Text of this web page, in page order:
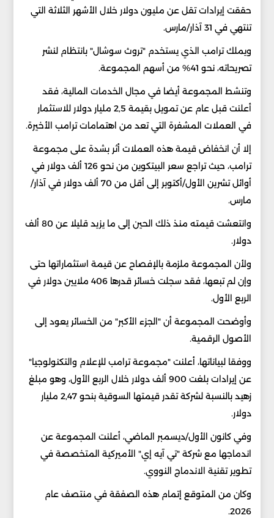
حققت إيرادات تقل عن مليون دولار خلال الأشهر الثلاثة التي
تنتهي في 31 آذار/مارس.
ويملك ترامب الذي يستخدم "تروث سوشال" بانتظام لنشر
تصريحاته، نحو 41% من أسهم المجموعة.
وتنشط المجموعة أيضا في مجال الخدمات المالية، فقد
أعلنت قبل عام عن تمويل بقيمة 2,5 مليار دولار للاستثمار
في العملات المشفرة التي تعد من اهتمامات ترامب الأخيرة.
إلا أن انخفاض قيمة هذه العملات أثر بشدة على مجموعة
ترامب، حيث تراجع سعر البيتكوين من نحو 126 ألف دولار في
أوائل تشرين الأول/أكتوبر إلى أقل من 70 ألف دولار في آذار/
مارس.
وانتعشت قيمته منذ ذلك الحين إلى ما يزيد قليلا عن 80 ألف
دولار.
ولأن المجموعة ملزمة بالإفصاح عن قيمة استثماراتها حتى
وإن لم تبعها، فقد سجلت خسائر قدرها 406 ملايين دولار في
الربع الأول.
وأوضحت المجموعة أن "الجزء الأكبر" من الخسائر يعود إلى
الأصول الرقمية.
ووفقا لبياناتها، أعلنت "مجموعة ترامب للإعلام والتكنولوجيا"
عن إيرادات بلغت 900 ألف دولار خلال الربع الأول، وهو مبلغ
زهيد بالنسبة لشركة تقدر قيمتها السوقية بنحو 2,47 مليار
دولار.
وفي كانون الأول/ديسمبر الماضي، أعلنت المجموعة عن
اندماجها مع شركة "تي آيه إي" الأميركية المتخصصة في
تطوير تقنية الاندماج النووي.
وكان من المتوقع إتمام هذه الصفقة في منتصف عام
2026.